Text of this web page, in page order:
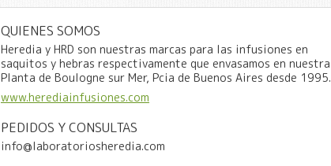
QUIENES SOMOS
Heredia y HRD son nuestras marcas para las infusiones en
saquitos y hebras respectivamente que envasamos en nuestra
Planta de Boulogne sur Mer, Pcia de Buenos Aires desde 1995.
www.herediainfusiones.com
PEDIDOS Y CONSULTAS
info@laboratoriosheredia.com